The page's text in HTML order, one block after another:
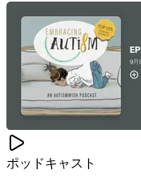
ポッドキャスト